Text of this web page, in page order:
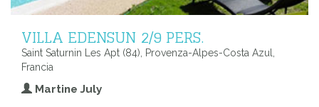
VILLA EDENSUN 2/9 PERS.
Saint Saturnin Les Apt (84), Provenza-Alpes-Costa Azul,
Francia
Martine July